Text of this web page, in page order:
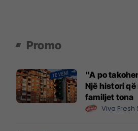
Promo
"A po
Një histori
familjet tona
Viva Fresh